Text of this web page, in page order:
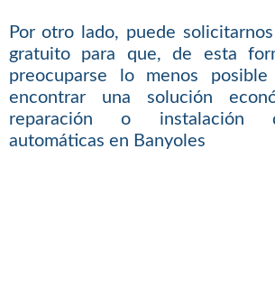
Por otro lado, puede
gratuito para que, de esta
preocuparse lo menos
encontrar una solución
reparación o instalación
automáticas en Banyoles